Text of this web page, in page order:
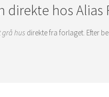
direkte hos
grå hus direkte fra forlaget. Efter